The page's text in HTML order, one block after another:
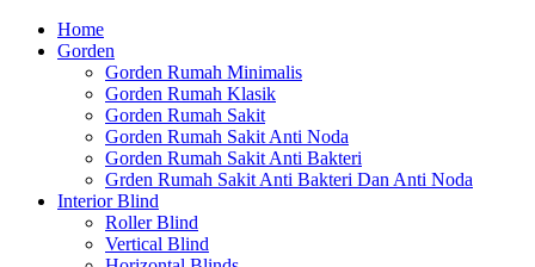
Home
Gorden
Gorden Rumah Minimalis
Gorden Rumah Klasik
Gorden Rumah Sakit
Gorden Rumah Sakit Anti Noda
Gorden Rumah Sakit Anti Bakteri
Grden Rumah Sakit Anti Bakteri Dan Anti Noda
Interior Blind
Roller Blind
Vertical Blind